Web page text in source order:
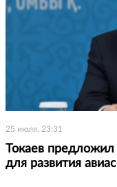
25 июля, 23:31
Токаев предложил
для развития